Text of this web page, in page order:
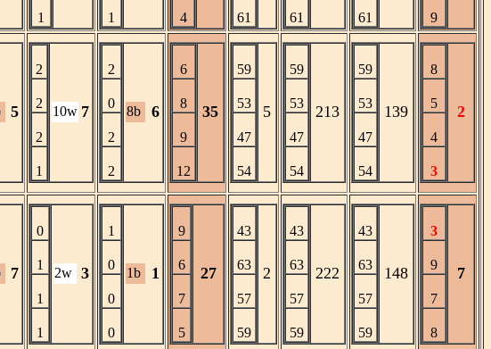
1 1 4 61 61 61 9
5
2
2
2
1
10w 7
2
0
2
2
8b 6
6
8
9
12
35
59
53
47
54
5
59
53
47
54
213
59
53
47
54
139
8
5
4
3
2
7
0
1
1
1
2w 3
1
0
0
0
1b 1
9
6
7
5
27
43
63
57
59
2
43
63
57
59
222
43
63
57
59
148
3
9
7
8
7